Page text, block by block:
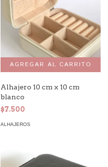
Alhajero 10 cm x 10 cm
blanco
$7.500
ALHAJEROS